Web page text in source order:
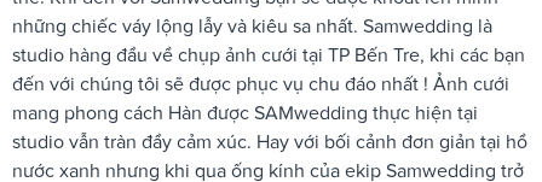
những chiếc váy lộng lẫy và kiêu sa nhất. Samwedding là
studio hàng đầu về chụp ảnh cưới tại TP Bến Tre, khi các bạn
đến với chúng tôi sẽ được phục vụ chu đáo nhất ! Ảnh cưới
mang phong cách Hàn được SAMwedding thực hiện tại
studio vẫn tràn đầy cảm xúc. Hay với bối cảnh đơn giản tại hồ
nước xanh nhưng khi qua ống kính của ekip Samwedding trở